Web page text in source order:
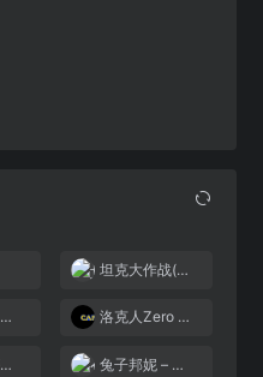
坦克大作战(简)[流心小雨](JP)[STG](0.18Mb)
口袋妖怪 – 红宝石[口袋妖怪网](386&Font For Valentine’s Day)(简)(JP)(64.58Mb) 洛克人Zero 4[天使汉化组](简)(JP)(136Mb)
奇奇与蒂蒂大作战2(v1.13)(简)[汉化你妹](JP)[ACT](3Mb) 兔子邦妮 – 疯狂城堡(简)[高伟](US)[ACT](2Mb)